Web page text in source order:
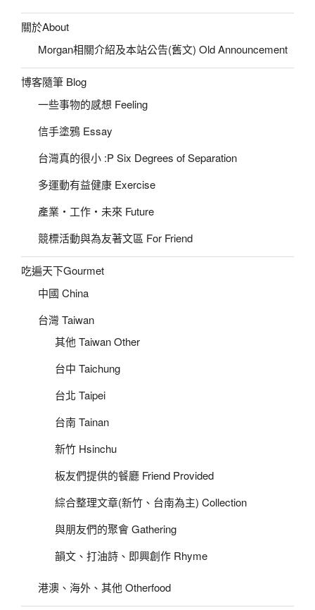
關於About
Morgan相關介紹及本站公告(舊文) Old Announcement
博客隨筆 Blog
一些事物的感想 Feeling
信手塗鴉 Essay
台灣真的很小 :P Six Degrees of Separation
多運動有益健康 Exercise
產業‧工作‧未來 Future
競標活動與為友著文區 For Friend
吃遍天下Gourmet
中國 China
台灣 Taiwan
其他 Taiwan Other
台中 Taichung
台北 Taipei
台南 Tainan
新竹 Hsinchu
板友們提供的餐廳 Friend Provided
綜合整理文章(新竹、台南為主) Collection
與朋友們的聚會 Gathering
韻文、打油詩、即興創作 Rhyme
港澳、海外、其他 Otherfood